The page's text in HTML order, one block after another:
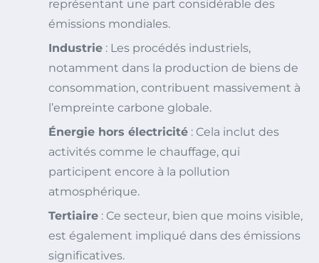
représentant une part considérable des
émissions mondiales.
Industrie : Les procédés industriels,
notamment dans la production de biens de
consommation, contribuent massivement à
l’empreinte carbone globale.
Énergie hors électricité : Cela inclut des
activités comme le chauffage, qui
participent encore à la pollution
atmosphérique.
Tertiaire : Ce secteur, bien que moins visible,
est également impliqué dans des émissions
significatives.